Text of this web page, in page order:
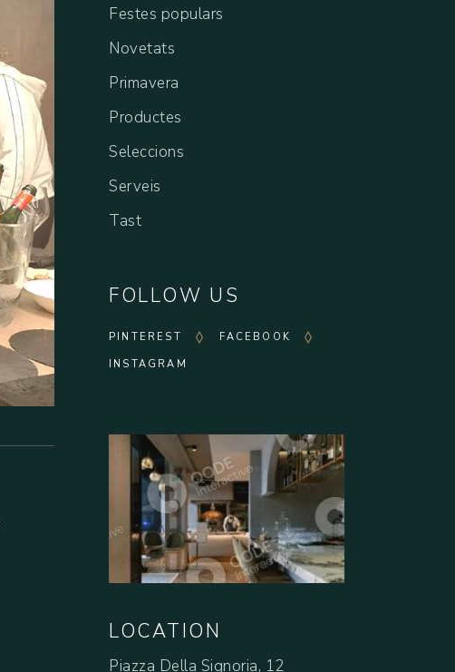
Festes populars
Novetats
Primavera
Productes
Seleccions
Serveis
Tast
FOLLOW US
PINTEREST
FACEBOOK
INSTAGRAM
LOCATION
Piazza Della Signoria, 12